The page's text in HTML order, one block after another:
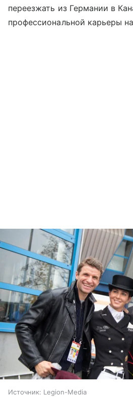
переезжать из Германии в
профессиональной карьеры
Источник: Legion-Media